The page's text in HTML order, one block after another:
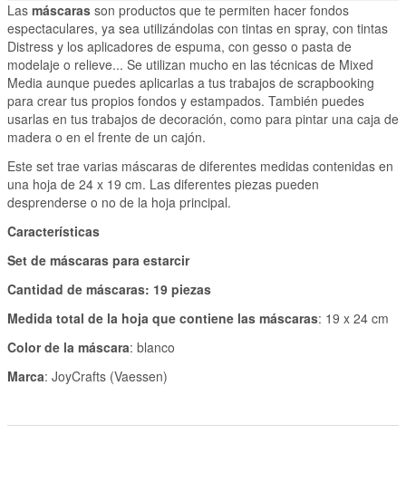
Las máscaras son productos que te permiten hacer fondos
espectaculares, ya sea utilizándolas con tintas en spray, con tintas
Distress y los aplicadores de espuma, con gesso o pasta de
modelaje o relieve... Se utilizan mucho en las técnicas de Mixed
Media aunque puedes aplicarlas a tus trabajos de scrapbooking
para crear tus propios fondos y estampados. También puedes
usarlas en tus trabajos de decoración, como para pintar una caja de
madera o en el frente de un cajón.
Este set trae varias máscaras de diferentes medidas contenidas en
una hoja de 24 x 19 cm. Las diferentes piezas pueden
desprenderse o no de la hoja principal.
Características
Set de máscaras para estarcir
Cantidad de máscaras: 19 piezas
Medida total de la hoja que contiene las máscaras: 19 x 24 cm
Color de la máscara: blanco
Marca: JoyCrafts (Vaessen)